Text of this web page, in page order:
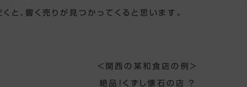
と、響く売りが見つかってくると思います。
<関西の某和食店の例>
絶品！くずし懐石の店 ？